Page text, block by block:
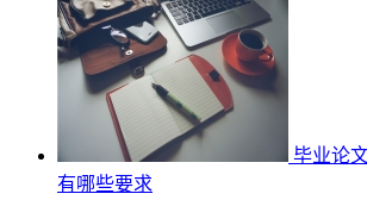
毕业论
有哪些要求